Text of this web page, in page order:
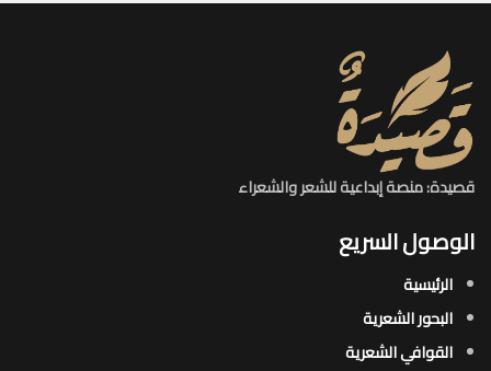
قصيدة: منصة إبداعية للشعر والشعراء
الوصول السريع
الرئيسية
البحور الشعرية​
القوافي الشعرية​